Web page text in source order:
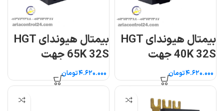
بیمتال هیوندای HGT
40K 32S جهت
کنتاکتور ۳۲ و ۴۰ آمپرتومان
بیمتال هیوندای HGT
65K 32S جهت
کنتاکتور ۵۰ تا ۶۵ آمپرتومان